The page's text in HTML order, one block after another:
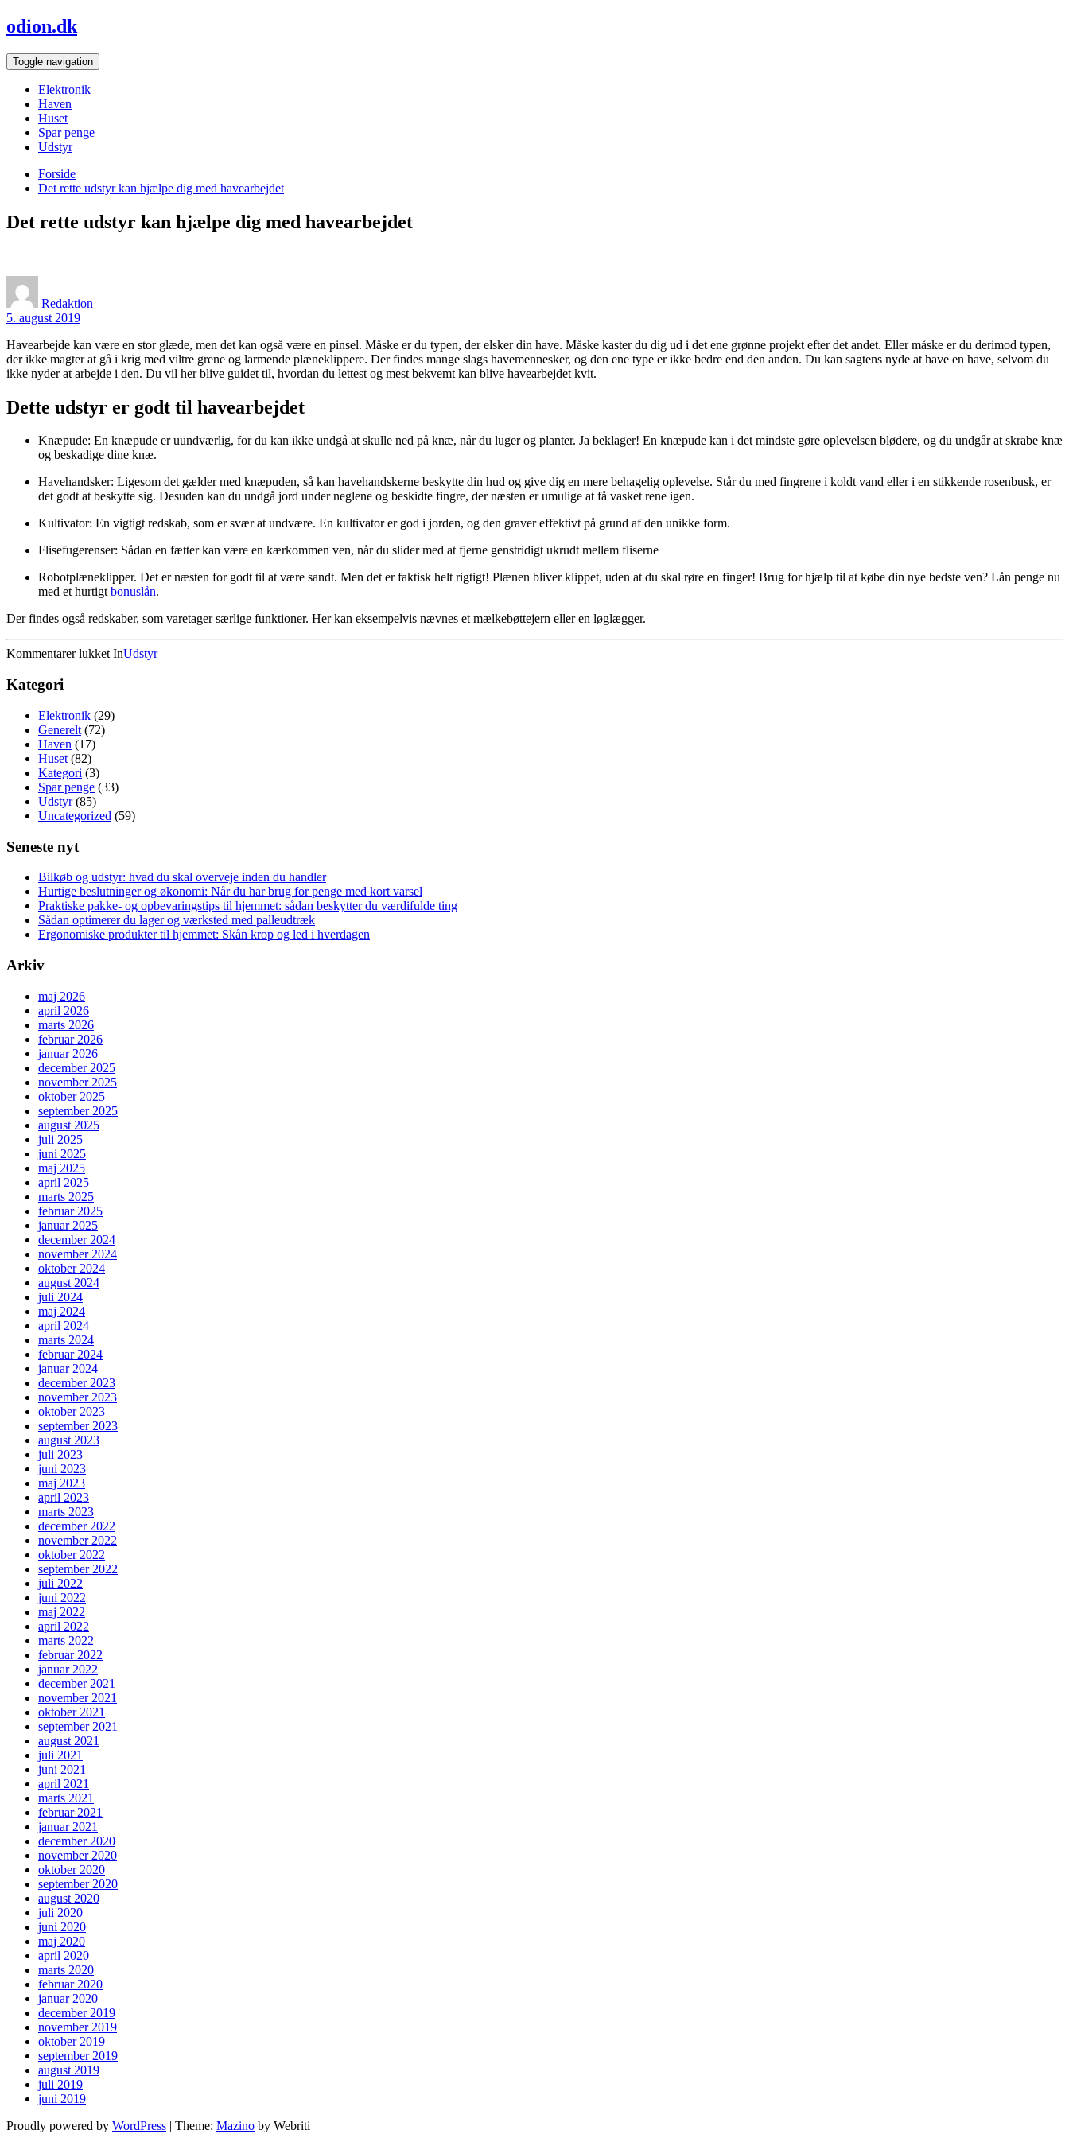
Skip
to
content
odion.dk
Toggle navigation
Elektronik
Haven
Huset
Spar penge
Udstyr
Forside
Det rette udstyr kan hjælpe dig med havearbejdet
Det rette udstyr kan hjælpe dig med havearbejdet
Redaktion
5. august 2019
Havearbejde kan være en stor glæde, men det kan også være en pinsel. Måske er du typen, der elsker din have. Måske kaster du dig ud i det ene grønne projekt efter det andet. Eller måske er du derimod typen,
der ikke magter at gå i krig med viltre grene og larmende plæneklippere. Der findes mange slags havemennesker, og den ene type er ikke bedre end den anden. Du kan sagtens nyde at have en have, selvom du
ikke nyder at arbejde i den. Du vil her blive guidet til, hvordan du lettest og mest bekvemt kan blive havearbejdet kvit.
Dette udstyr er godt til havearbejdet
Knæpude: En knæpude er uundværlig, for du kan ikke undgå at skulle ned på knæ, når du luger og planter. Ja beklager! En knæpude kan i det mindste gøre oplevelsen blødere, og du undgår at skrabe knæ
og beskadige dine knæ.
Havehandsker: Ligesom det gælder med knæpuden, så kan havehandskerne beskytte din hud og give dig en mere behagelig oplevelse. Står du med fingrene i koldt vand eller i en stikkende rosenbusk, er
det godt at beskytte sig. Desuden kan du undgå jord under neglene og beskidte fingre, der næsten er umulige at få vasket rene igen.
Kultivator: En vigtigt redskab, som er svær at undvære. En kultivator er god i jorden, og den graver effektivt på grund af den unikke form.
Flisefugerenser: Sådan en fætter kan være en kærkommen ven, når du slider med at fjerne genstridigt ukrudt mellem fliserne
Robotplæneklipper. Det er næsten for godt til at være sandt. Men det er faktisk helt rigtigt! Plænen bliver klippet, uden at du skal røre en finger! Brug for hjælp til at købe din nye bedste ven? Lån penge nu
med et hurtigtbonuslån.
Der findes også redskaber, som varetager særlige funktioner. Her kan eksempelvis nævnes et mælkebøttejern eller en løglægger.
Kommentarer lukkettil
kan
hjælpe
InUdstyr
Kategori
Elektronik (29)
Generelt (72)
Haven (17)
Huset (82)
Kategori (3)
Spar penge (33)
Udstyr(85)
Uncategorized (59)
Seneste nyt
Bilkøb og udstyr: hvad du skal overveje inden du handler
Hurtige beslutninger og økonomi: Når du har brug for penge med kort varsel
Praktiske pakke- og opbevaringstips til hjemmet: sådan beskytter du værdifulde ting
Sådan optimerer du lager og værksted med palleudtræk
Ergonomiske produkter til hjemmet: Skån krop og led i hverdagen
Arkiv
maj 2026
april 2026
marts 2026
februar 2026
januar 2026
december 2025
november 2025
oktober 2025
september 2025
august 2025
juli 2025
juni 2025
maj 2025
april 2025
marts 2025
februar 2025
januar 2025
december 2024
november 2024
oktober 2024
august 2024
juli 2024
maj 2024
april 2024
marts 2024
februar 2024
januar 2024
december 2023
november 2023
oktober 2023
september 2023
august 2023
juli 2023
juni 2023
maj 2023
april 2023
marts 2023
december 2022
november 2022
oktober 2022
september 2022
juli 2022
juni 2022
maj 2022
april 2022
marts 2022
februar 2022
januar 2022
december 2021
november 2021
oktober 2021
september 2021
august 2021
juli 2021
juni 2021
april 2021
marts 2021
februar 2021
januar 2021
december 2020
november 2020
oktober 2020
september 2020
august 2020
juli 2020
juni 2020
maj 2020
april 2020
marts 2020
februar 2020
januar 2020
december 2019
november 2019
oktober 2019
september 2019
august 2019
juli 2019
juni 2019
Proudly powered by WordPress | Theme: Mazino by Webriti